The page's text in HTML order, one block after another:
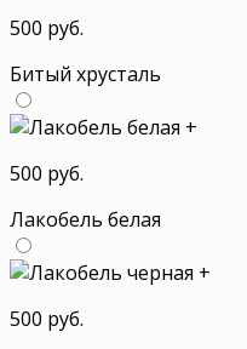
500 руб.
Битый хрусталь
+
500 руб.
Лакобель белая
+
500 руб.